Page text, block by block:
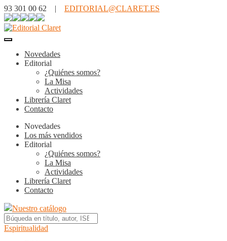
93 301 00 62 | EDITORIAL@CLARET.ES
Novedades
Editorial
¿Quiénes somos?
La Misa
Actividades
Librería Claret
Contacto
Novedades
Los más vendidos
Editorial
¿Quiénes somos?
La Misa
Actividades
Librería Claret
Contacto
Nuestro catálogo
Espiritualidad